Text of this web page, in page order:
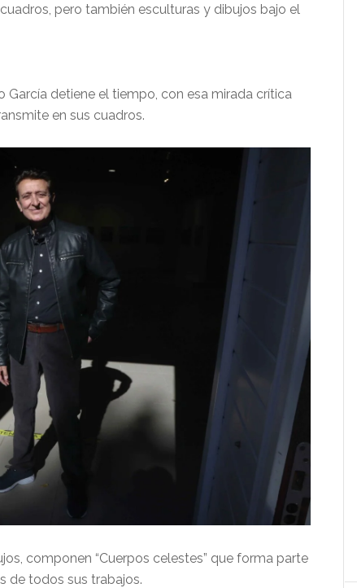
pero también esculturas y dibujos bajo el
García detiene el tiempo, con esa mirada crítica
en sus cuadros.
componen “Cuerpos celestes” que forma parte
de todos sus trabajos.